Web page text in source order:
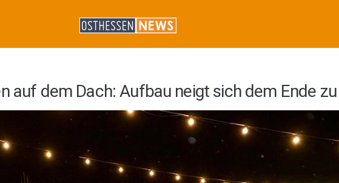
auf dem Dach: Aufbau neigt sich dem Ende zu